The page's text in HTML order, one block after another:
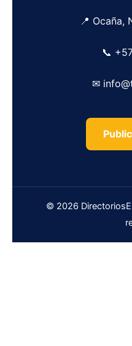
📍 Ocaña,
📞
✉
© 2026